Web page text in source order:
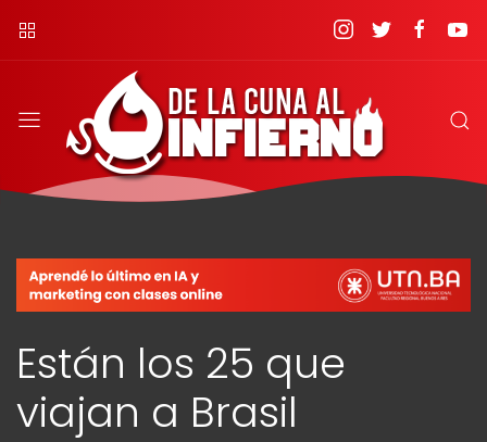
Están los 25 que
viajan a Brasil